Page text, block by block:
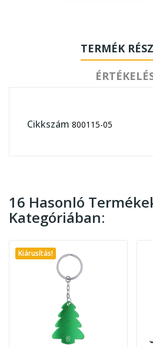
TERMÉK
Cikkszám 800115-05
16 Hasonló
Kategóriában:
Kiárusítás!